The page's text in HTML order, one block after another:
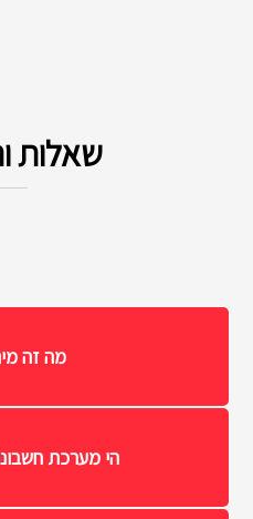
שאלות
מה זה
הי מערכת